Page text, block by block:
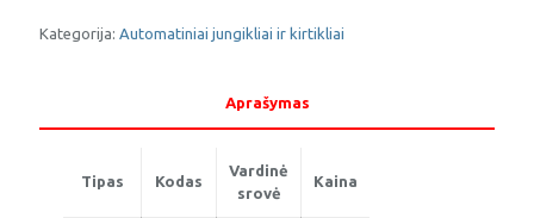
Ex9i125
Kategorija: Automatiniai jungikliai ir kirtikliai
Aprašymas
Tipas Kodas
Vardinė
srovė
Kaina